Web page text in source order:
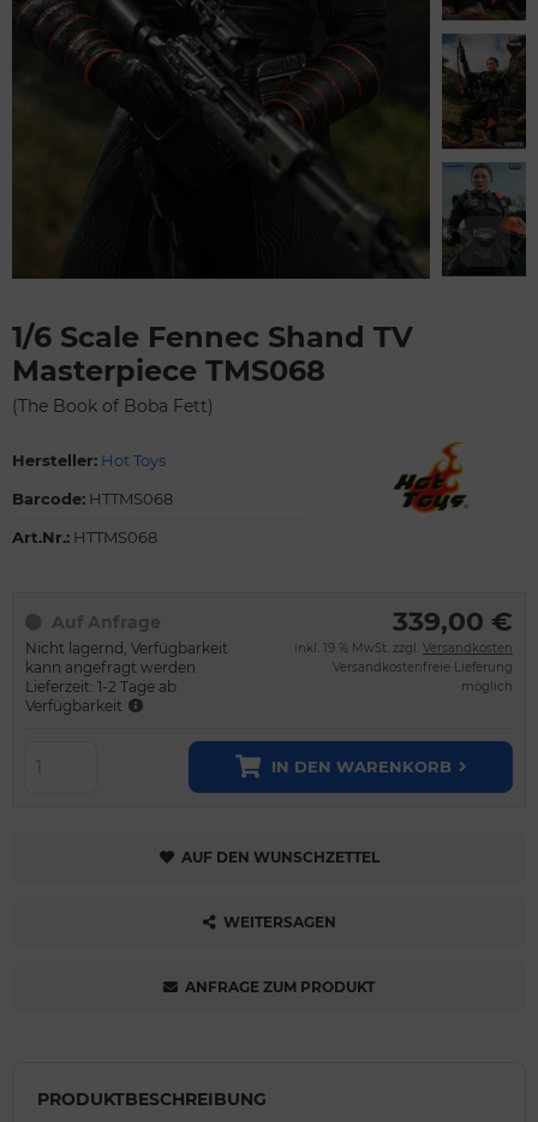
1/6 Scale Fennec Shand TV
Masterpiece TMS068
(The Book of Boba Fett)
Hersteller: Hot Toys
Barcode: HTTMS068
Art.Nr.: HTTMS068
Auf Anfrage
Nicht lagernd, Verfügbarkeit
kann angefragt werden
Lieferzeit: 1-2 Tage ab
Verfügbarkeit
339,00 €
inkl. 19 % MwSt. zzgl. Versandkosten
Versandkostenfreie Lieferung
möglich
IN DEN WARENKORB
AUF DEN WUNSCHZETTEL
WEITERSAGEN
ANFRAGE ZUM PRODUKT
PRODUKTBESCHREIBUNG